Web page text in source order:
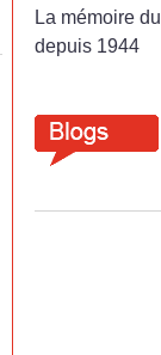
La mémoire
depuis 1944